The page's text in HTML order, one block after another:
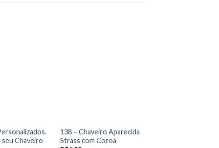
Chaveiro
138 – Chaveiro Aparecida
Strass com Coroa